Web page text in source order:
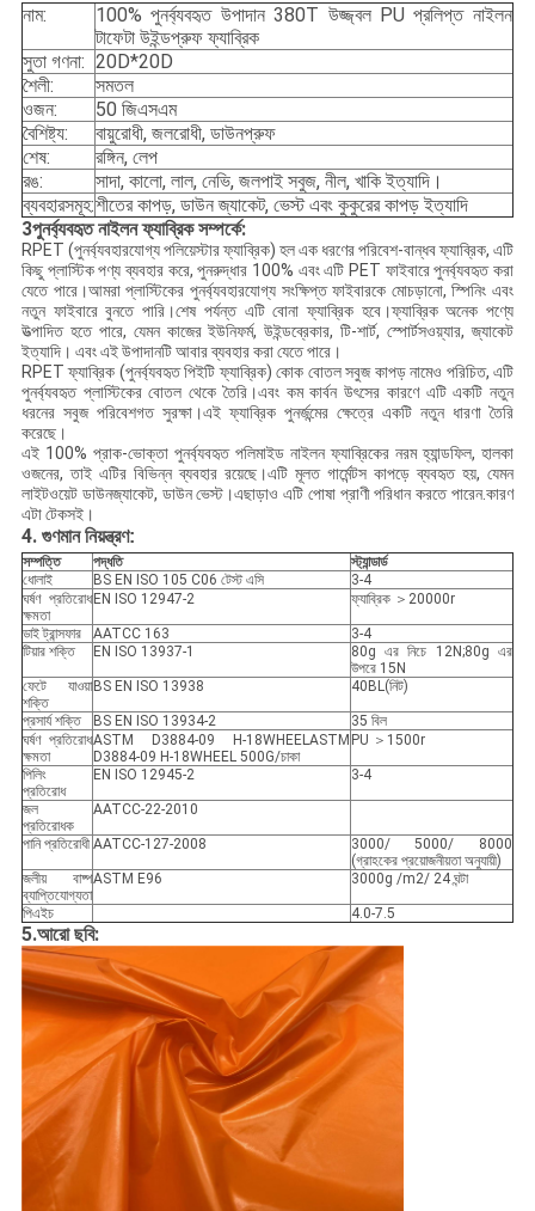
নাম:
100% পুনর্ব্যবহৃত উপাদান 380T উজ্জ্বল PU প্রলিপ্ত নাইলন
টাফেটা উইন্ডপ্রুফ ফ্যাব্রিক
সুতা গণনা: 20D*20D
শৈলী:
সমতল
ওজন:
50 জিএসএম
বৈশিষ্ট্য:
বায়ুরোধী, জলরোধী, ডাউনপ্রুফ
শেষ:
রঙ্গিন, লেপ
রঙ:
সাদা, কালো, লাল, নেভি, জলপাই সবুজ, নীল, খাকি ইত্যাদি।
ব্যবহারসমূহ:শীতের কাপড়, ডাউন জ্যাকেট, ভেস্ট এবং কুকুরের কাপড় ইত্যাদি
3পুনর্ব্যবহৃত নাইলন ফ্যাব্রিক সম্পর্কে:
RPET (পুনর্ব্যবহারযোগ্য পলিয়েস্টার ফ্যাব্রিক) হল এক ধরণের পরিবেশ-বান্ধব ফ্যাব্রিক, এটি
কিছু প্লাস্টিক পণ্য ব্যবহার করে, পুনরুদ্ধার 100% এবং এটি PET ফাইবারে পুনর্ব্যবহৃত করা
যেতে পারে।আমরা প্লাস্টিকের পুনর্ব্যবহারযোগ্য সংক্ষিপ্ত ফাইবারকে মোচড়ানো, স্পিনিং এবং
নতুন ফাইবারে বুনতে পারি।শেষ পর্যন্ত এটি বোনা ফ্যাব্রিক হবে।ফ্যাব্রিক অনেক পণ্যে
উত্পাদিত হতে পারে, যেমন কাজের ইউনিফর্ম, উইন্ডব্রেকার, টি-শার্ট, স্পোর্টসওয়্যার, জ্যাকেট
ইত্যাদি। এবং এই উপাদানটি আবার ব্যবহার করা যেতে পারে।
RPET ফ্যাব্রিক (পুনর্ব্যবহৃত পিইটি ফ্যাব্রিক) কোক বোতল সবুজ কাপড় নামেও পরিচিত, এটি
পুনর্ব্যবহৃত প্লাস্টিকের বোতল থেকে তৈরি।এবং কম কার্বন উৎসের কারণে এটি একটি নতুন
ধরনের সবুজ পরিবেশগত সুরক্ষা।এই ফ্যাব্রিক পুনর্জন্মের ক্ষেত্রে একটি নতুন ধারণা তৈরি
করেছে।
এই 100% প্রাক-ভোক্তা পুনর্ব্যবহৃত পলিমাইড নাইলন ফ্যাব্রিকের নরম হ্যান্ডফিল, হালকা
ওজনের, তাই এটির বিভিন্ন ব্যবহার রয়েছে।এটি মূলত গার্মেন্টস কাপড়ে ব্যবহৃত হয়, যেমন
লাইটওয়েট ডাউনজ্যাকেট, ডাউন ভেস্ট।এছাড়াও এটি পোষা প্রাণী পরিধান করতে পারেন.কারণ
এটা টেকসই।
4. গুণমান নিয়ন্ত্রণ:
সম্পত্তি পদ্ধতি
স্ট্যান্ডার্ড
ধোলাই
BS EN ISO 105 C06 টেস্ট এসি
3-4
ঘর্ষণ প্রতিরোধ
ক্ষমতা
EN ISO 12947-2 ফ্যাব্রিক ＞20000r
ডাই ট্রান্সফার AATCC 163
3-4
টিয়ার শক্তি
EN ISO 13937-1
80g এর নিচে 12N;80g এর
উপরে 15N
ফেটে যাওয়া
শক্তি
BS EN ISO 13938 40BL(নিট)
প্রসার্য শক্তি BS EN ISO 13934-2
35 বিল
ঘর্ষণ প্রতিরোধ
ক্ষমতা
ASTM D3884-09 H-18WHEELASTM
D3884-09 H-18WHEEL 500G/চাকা
PU ＞1500r
পিলিং
প্রতিরোধ
EN ISO 12945-2 3-4
জল
প্রতিরোধক
AATCC-22-2010
পানি প্রতিরোধী AATCC-127-2008
3000/ 5000/ 8000
(গ্রাহকের প্রয়োজনীয়তা অনুযায়ী)
জলীয় বাষ্প
ব্যাপ্তিযোগ্যতা
ASTM E96 3000g /m2/ 24 ঘন্টা
পিএইচ 4.0-7.5
5.আরো ছবি: